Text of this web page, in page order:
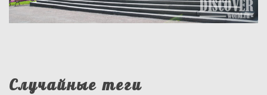
Случайные теги